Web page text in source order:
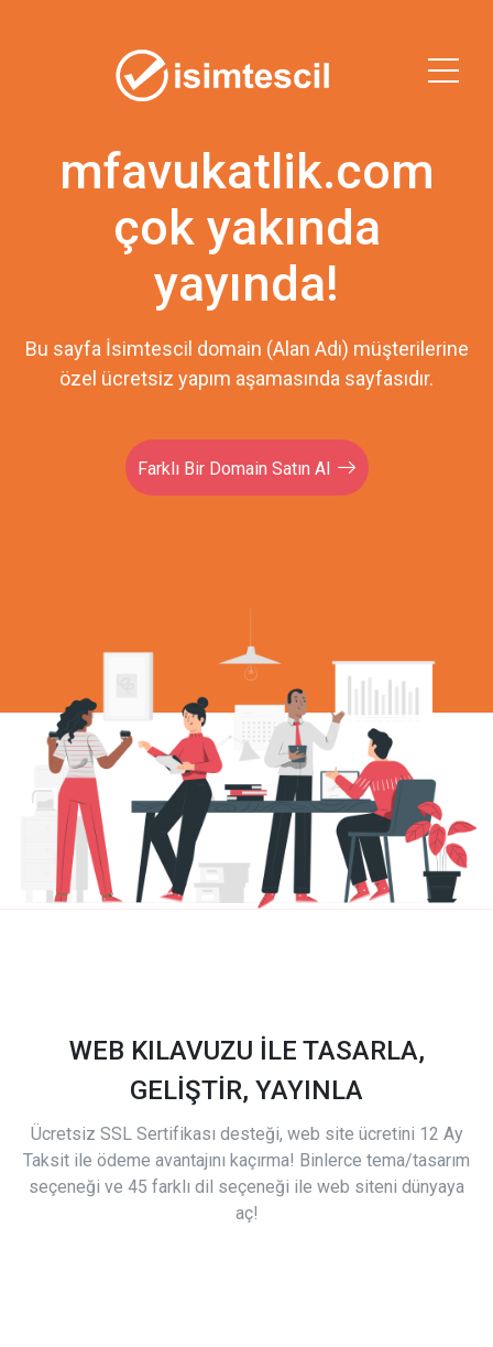
mfavukatlik.com
çok yakında
yayında!
Bu sayfa İsimtescil domain (Alan Adı) müşterilerine
özel ücretsiz yapım aşamasında sayfasıdır.
Farklı Bir Domain Satın Al
WEB KILAVUZU İLE TASARLA,
GELİŞTİR, YAYINLA
Ücretsiz SSL Sertifikası desteği, web site ücretini 12 Ay
Taksit ile ödeme avantajını kaçırma! Binlerce tema/tasarım
seçeneği ve 45 farklı dil seçeneği ile web siteni dünyaya
aç!